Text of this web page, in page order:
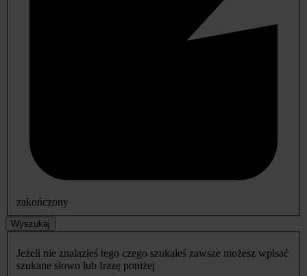
zakończony
Wyszukaj
Jeżeli nie znalazłeś tego czego szukałeś zawsze możesz wpisać
szukane słowo lub frazę poniżej